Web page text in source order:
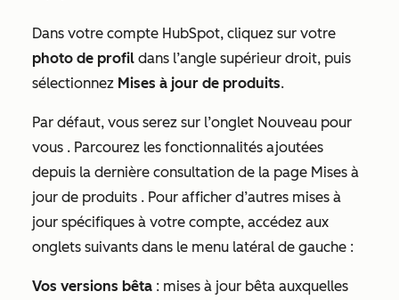
Dans votre compte HubSpot, cliquez sur votre
photo de profil dans l’angle supérieur droit, puis
sélectionnez Mises à jour de produits.
Par défaut, vous serez sur l’onglet Nouveau pour
vous . Parcourez les fonctionnalités ajoutées
depuis la dernière consultation de la page Mises à
jour de produits . Pour afficher d’autres mises à
jour spécifiques à votre compte, accédez aux
onglets suivants dans le menu latéral de gauche :
Vos versions bêta : mises à jour bêta auxquelles